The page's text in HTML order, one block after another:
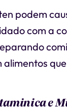
podem
com a
e